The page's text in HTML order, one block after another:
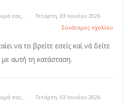
σας...
Τετάρτη, 03 Ιουνίου 2026
Σύνδεσμος σχολίου
να το βρείτε εσείς καί νά δείτε
με αυτή τη κατάσταση.
σας...
Τετάρτη, 03 Ιουνίου 2026